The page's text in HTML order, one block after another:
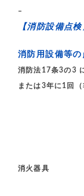
–
【消防設備点検
消防用設備等
消防法17条3の3
または3年に1回
消火器